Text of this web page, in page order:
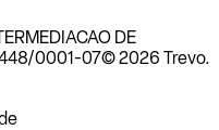
DE
0001-07© 2026 Trevo.